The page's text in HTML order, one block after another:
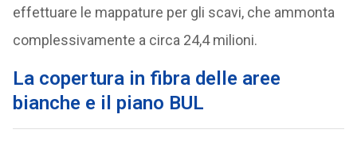
effettuare le mappature per gli scavi, che ammonta
complessivamente a circa 24,4 milioni.
La copertura in fibra delle aree
bianche e il piano BUL